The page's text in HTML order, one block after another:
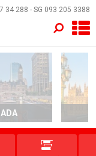
34 288 - SG 093 205 3388
×
QUỐC GIA
DỊCH VỤ